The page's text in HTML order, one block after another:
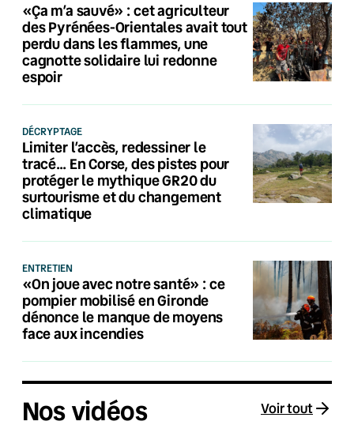
«Ça m’a sauvé» : cet agriculteur
des Pyrénées-Orientales avait tout
perdu dans les flammes, une
cagnotte solidaire lui redonne
espoir
DÉCRYPTAGE
Limiter l’accès, redessiner le
tracé… En Corse, des pistes pour
protéger le mythique GR20 du
surtourisme et du changement
climatique
ENTRETIEN
«On joue avec notre santé» : ce
pompier mobilisé en Gironde
dénonce le manque de moyens
face aux incendies
Nos vidéos Voir tout